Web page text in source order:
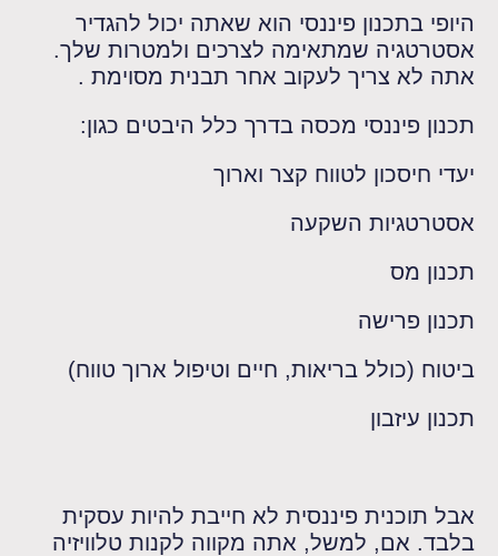
היופי בתכנון פיננסי הוא שאתה יכול להגדיר
אסטרטגיה שמתאימה לצרכים ולמטרות שלך.
אתה לא צריך לעקוב אחר תבנית מסוימת .
תכנון פיננסי מכסה בדרך כלל היבטים כגון:
יעדי חיסכון לטווח קצר וארוך
אסטרטגיות השקעה
תכנון מס
תכנון פרישה
ביטוח (כולל בריאות, חיים וטיפול ארוך טווח)
תכנון עיזבון
אבל תוכנית פיננסית לא חייבת להיות עסקית
בלבד. אם, למשל, אתה מקווה לקנות טלוויזיה